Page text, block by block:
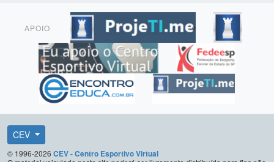
APOIO
CEV
© 1996-2026 CEV - Centro Esportivo Virtual